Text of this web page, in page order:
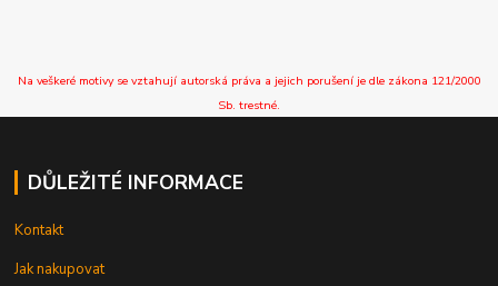
Na veškeré motivy se vztahují autorská práva a jejich porušení je dle zákona 121/2000
Sb. trestné.
DŮLEŽITÉ INFORMACE
Kontakt
Jak nakupovat